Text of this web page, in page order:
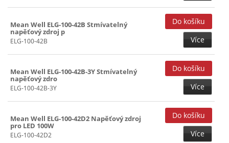
Mean Well ELG-100-42B Stmívatelný
napěťový zdroj p
ELG-100-42B Více
Mean Well ELG-100-42B-3Y Stmívatelný
napěťový zdro
ELG-100-42B-3Y Více
Mean Well ELG-100-42D2 Napěťový zdroj
pro LED 100W
ELG-100-42D2 Více